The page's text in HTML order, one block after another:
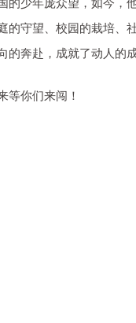
的少年庞众望，如今，
的守望、校园的栽培、
的奔赴，成就了动人
等你们来闯！